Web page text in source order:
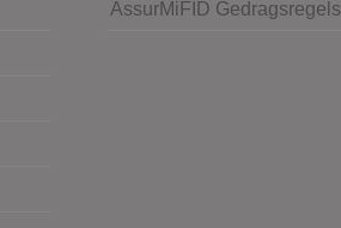
AssurMiFID Gedragsregels